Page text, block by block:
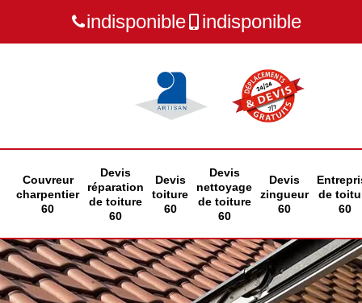
indisponible indisponible
Couvreur
charpentier
60
Devis
réparation
de toiture
60
Devis
toiture
60
Devis
nettoyage
de toiture
60
Devis
zingueur
60
de
60